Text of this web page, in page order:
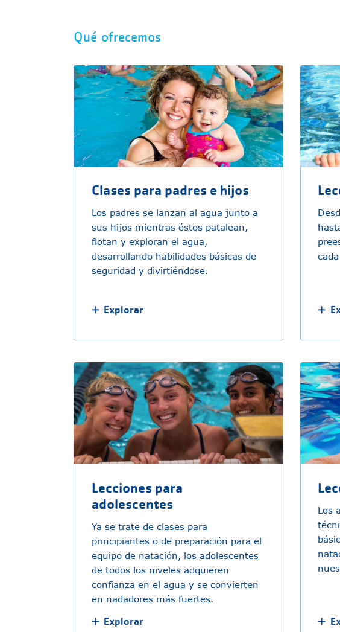
Qué ofrecemos
Clases para padres e hijos
Los padres se lanzan al agua junto a
sus hijos mientras éstos patalean,
flotan y exploran el agua,
desarrollando habilidades básicas de
seguridad y divirtiéndose.
Explorar
Lecciones para
adolescentes
Ya se trate de clases para
principiantes o de preparación para el
equipo de natación, los adolescentes
de todos los niveles adquieren
confianza en el agua y se convierten
en nadadores más fuertes.
Explorar
Los